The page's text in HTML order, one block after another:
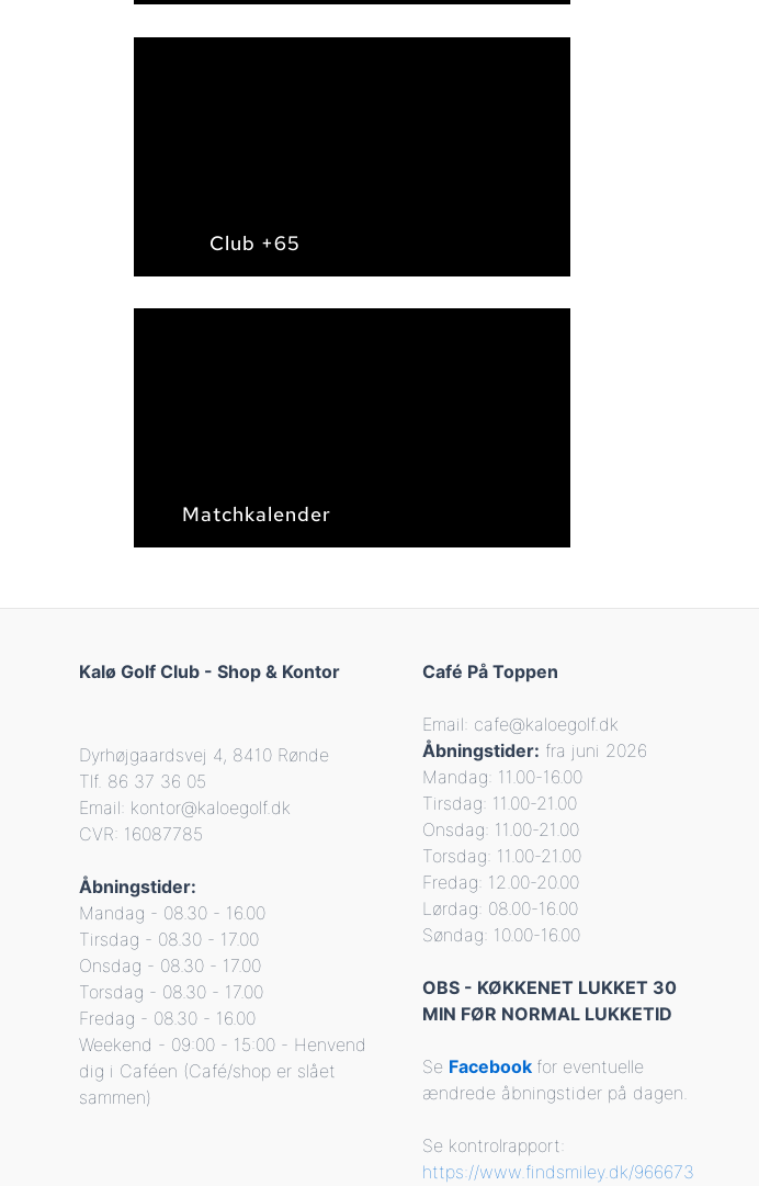
Club +65
Matchkalender
Kalø Golf Club - Shop & Kontor
Dyrhøjgaardsvej 4, 8410 Rønde
Tlf. 86 37 36 05
Email: kontor@kaloegolf.dk
CVR: 16087785
Åbningstider:
Mandag - 08.30 - 16.00
Tirsdag - 08.30 - 17.00
Onsdag - 08.30 - 17.00
Torsdag - 08.30 - 17.00
Fredag - 08.30 - 16.00
Weekend - 09:00 - 15:00 - Henvend
dig i Caféen (Café/shop er slået
sammen)
Café På Toppen
Email: cafe@kaloegolf.dk
Åbningstider: fra juni 2026
Mandag: 11.00-16.00
Tirsdag: 11.00-21.00
Onsdag: 11.00-21.00
Torsdag: 11.00-21.00
Fredag: 12.00-20.00
Lørdag: 08.00-16.00
Søndag: 10.00-16.00
OBS - KØKKENET LUKKET 30
MIN FØR NORMAL LUKKETID
Se Facebook for eventuelle
ændrede åbningstider på dagen.
Se kontrolrapport:
https://www.findsmiley.dk/966673